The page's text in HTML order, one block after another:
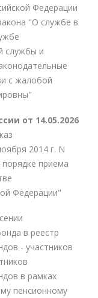
Федерации
"О службе в
службы и
с жалобой
от 14.05.2026
2014 г. N
приема
Федерации"
в реестр
- участников
в рамках
пенсионному